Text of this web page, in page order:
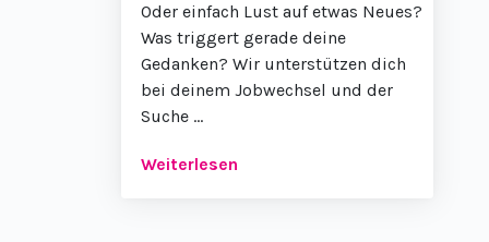
Oder einfach Lust auf etwas Neues?
Was triggert gerade deine
Gedanken? Wir unterstützen dich
bei deinem Jobwechsel und der
Suche ...
Weiterlesen